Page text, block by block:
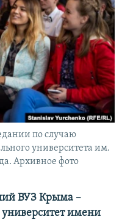
по случаю
университета им.
Архивное фото
ВУЗ Крыма –
имени